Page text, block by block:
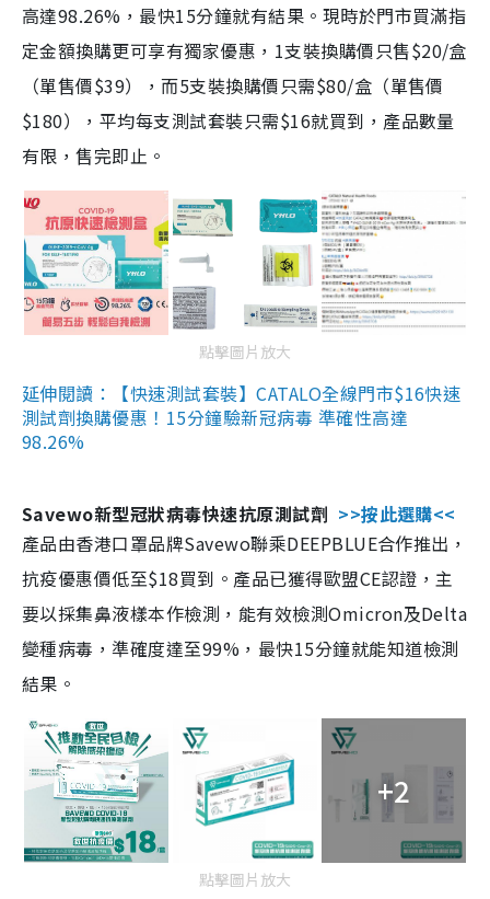
高達98.26%，最快15分鐘就有結果。現時於門市買滿指
定金額換購更可享有獨家優惠，1支裝換購價只售$20/盒
（單售價$39），而5支裝換購價只需$80/盒（單售價
$180），平均每支測試套裝只需$16就買到，產品數量
有限，售完即止。
點擊圖片放大
延伸閱讀：【快速測試套裝】CATALO全線門市$16快速
測試劑換購優惠！15分鐘驗新冠病毒 準確性高達
98.26%
Savewo新型冠狀病毒快速抗原測試劑 >>按此選購<<
產品由香港口罩品牌Savewo聯乘DEEPBLUE合作推出，
抗疫優惠價低至$18買到。產品已獲得歐盟CE認證，主
要以採集鼻液樣本作檢測，能有效檢測Omicron及Delta
變種病毒，準確度達至99%，最快15分鐘就能知道檢測
結果。
+2
點擊圖片放大